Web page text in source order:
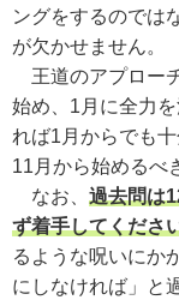
ングをするのでは
が欠かせません。
王道のアプロー
始め、1月に全力
れば1月からでも
11月から始めるべ
なお、 過去問は
ず着手してくださ
るような呪いにか
にしなければ」と